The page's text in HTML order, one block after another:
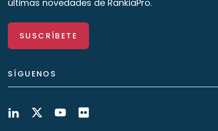
últimas novedades de RankiaPro.
SUSCRÍBETE
SÍGUENOS